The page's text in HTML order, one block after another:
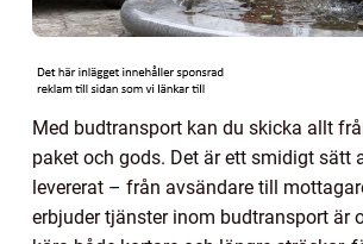
Med budtransport kan du skicka allt
paket och gods. Det är ett smidigt sätt
levererat – från avsändare till
erbjuder tjänster inom budtransport är